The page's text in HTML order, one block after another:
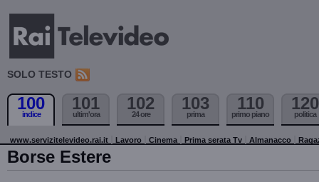
SOLO TESTO
100
indice
101
ultim'ora
102
24 ore
103
prima
110
primo piano
120
politica
www.servizitelevideo.rai.it Lavoro Cinema Prima serata Tv Almanacco
Borse Estere